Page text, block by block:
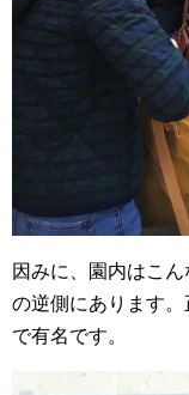
因みに、園内はこ
の逆側にあります
で有名です。